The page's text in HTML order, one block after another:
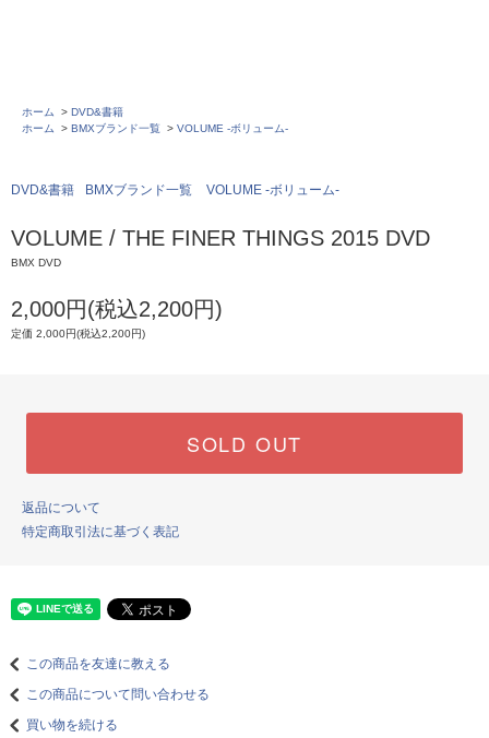
ホーム > DVD&書籍
ホーム
> BMXブランド一覧 > VOLUME -ボリューム-
DVD&書籍 BMXブランド一覧 VOLUME -ボリューム-
VOLUME / THE FINER THINGS 2015 DVD
BMX DVD
2,000円(税込2,200円)
定価 2,000円(税込2,200円)
SOLD OUT
返品について
特定商取引法に基づく表記
この商品を友達に教える
この商品について問い合わせる
買い物を続ける